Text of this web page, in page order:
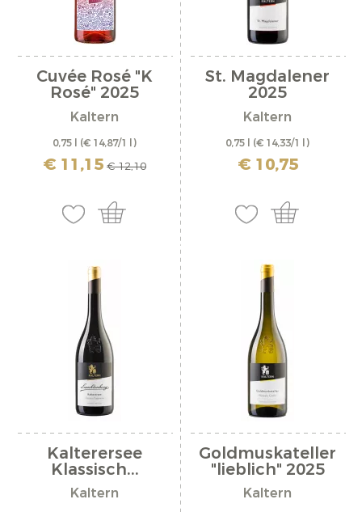
Cuvée Rosé "K
Rosé" 2025
Kaltern
0,75 l (€ 14,87/1 l)
inkl. MwSt. zzgl. Versandkosten
€ 11,15 € 12,10
St. Magdalener
2025
Kaltern
0,75 l (€ 14,33/1 l)
inkl. MwSt. zzgl. Versandkosten
€ 10,75
Kalterersee
Klassisch...
Kaltern
Goldmuskateller
"lieblich" 2025
Kaltern